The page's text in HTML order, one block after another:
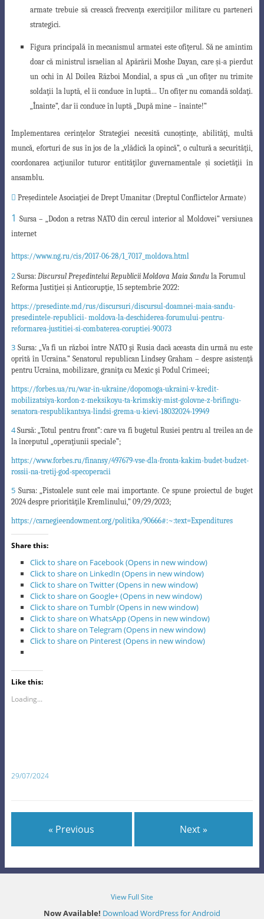
armate trebuie să crească frecvenţa exerciţiilor militare cu parteneri
strategici.
Figura principală în mecanismul armatei este ofiţerul. Să ne amintim
doar că ministrul israelian al Apărării Moshe Dayan, care şi-a pierdut
un ochi în Al Doilea Război Mondial, a spus că „un ofiţer nu trimite
soldaţii la luptă, el îi conduce în luptă… Un ofiţer nu comandă soldaţi.
„Înainte”, dar îi conduce în luptă „După mine – înainte!”
Implementarea cerinţelor Strategiei necesită cunoştinţe, abilităţi, multă
muncă, eforturi de sus în jos de la „vlădică la opincă”, o cultură a securităţii,
coordonarea acţiunilor tuturor entităţilor guvernamentale şi societăţii în
ansamblu.
 Preşedintele Asociaţiei de Drept Umanitar (Dreptul Conflictelor Armate)
1 Sursa – „Dodon a retras NATO din cercul interior al Moldovei” versiunea
internet
https://www.ng.ru/cis/2017-06-28/1_7017_moldova.html
2 Sursa: Discursul Preşedintelui Republicii Moldova Maia Sandu la Forumul
Reforma Justiţiei şi Anticorupţie, 15 septembrie 2022:
https://presedinte.md/rus/discursuri/discursul-doamnei-maia-sandu-
presedintele-republicii- moldova-la-deschiderea-forumului-pentru-
reformarea-justitiei-si-combaterea-coruptiei-90073
3 Sursa: „Va fi un război între NATO şi Rusia dacă aceasta din urmă nu este
oprită în Ucraina.” Senatorul republican Lindsey Graham – despre asistenţă
pentru Ucraina, mobilizare, graniţa cu Mexic şi Podul Crimeei;
https://forbes.ua/ru/war-in-ukraine/dopomoga-ukraini-v-kredit-
mobilizatsiya-kordon-z-meksikoyu-ta-krimskiy-mist-golovne-z-brifingu-
senatora-respublikantsya-lindsi-grema-u-kievi-18032024-19949
4 Sursă: „Totul pentru front”: care va fi bugetul Rusiei pentru al treilea an de
la începutul „operaţiunii speciale”;
https://www.forbes.ru/finansy/497679-vse-dla-fronta-kakim-budet-budzet-
rossii-na-tretij-god-specoperacii
5Sursa: „Pistoalele sunt cele mai importante. Ce spune proiectul de buget
2024 despre priorităţile Kremlinului,” 09/29/2023;
https://carnegieendowment.org/politika/90666#:~:text=Expenditures
Share this:
Click to share on Facebook (Opens in new window)
Click to share on LinkedIn (Opens in new window)
Click to share on Twitter (Opens in new window)
Click to share on Google+ (Opens in new window)
Click to share on Tumblr (Opens in new window)
Click to share on WhatsApp (Opens in new window)
Click to share on Telegram (Opens in new window)
Click to share on Pinterest (Opens in new window)
Like this:
Loading...
29/07/2024
« Previous Next »
View Full Site
Now Available! Download WordPress for Android